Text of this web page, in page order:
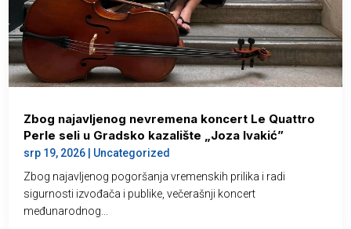
Zbog najavljenog nevremena koncert Le Quattro
Perle seli u Gradsko kazalište „Joza Ivakić”
srp 19, 2026
Uncategorized
Zbog najavljenog pogoršanja vremenskih prilika i radi
sigurnosti izvođača i publike, večerašnji koncert
međunarodnog...